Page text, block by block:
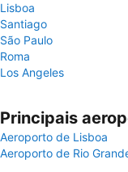
Lisboa
Santiago
São Paulo
Roma
Los Angeles
Principais
Aeroporto de Lisboa
Aeroporto de Rio